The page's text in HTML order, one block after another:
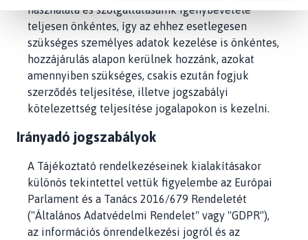
használata és szolgáltatásaink igénybevétele
teljesen önkéntes, így az ehhez esetlegesen
szükséges személyes adatok kezelése is önkéntes,
hozzájárulás alapon kerülnek hozzánk, azokat
amennyiben szükséges, csakis ezután fogjuk
szerződés teljesítése, illetve jogszabályi
kötelezettség teljesítése jogalapokon is kezelni.
Irányadó jogszabályok
A Tájékoztató rendelkezéseinek kialakításakor
különös tekintettel vettük figyelembe az Európai
Parlament és a Tanács 2016/679 Rendeletét
("Általános Adatvédelmi Rendelet" vagy "GDPR"),
az információs önrendelkezési jogról és az